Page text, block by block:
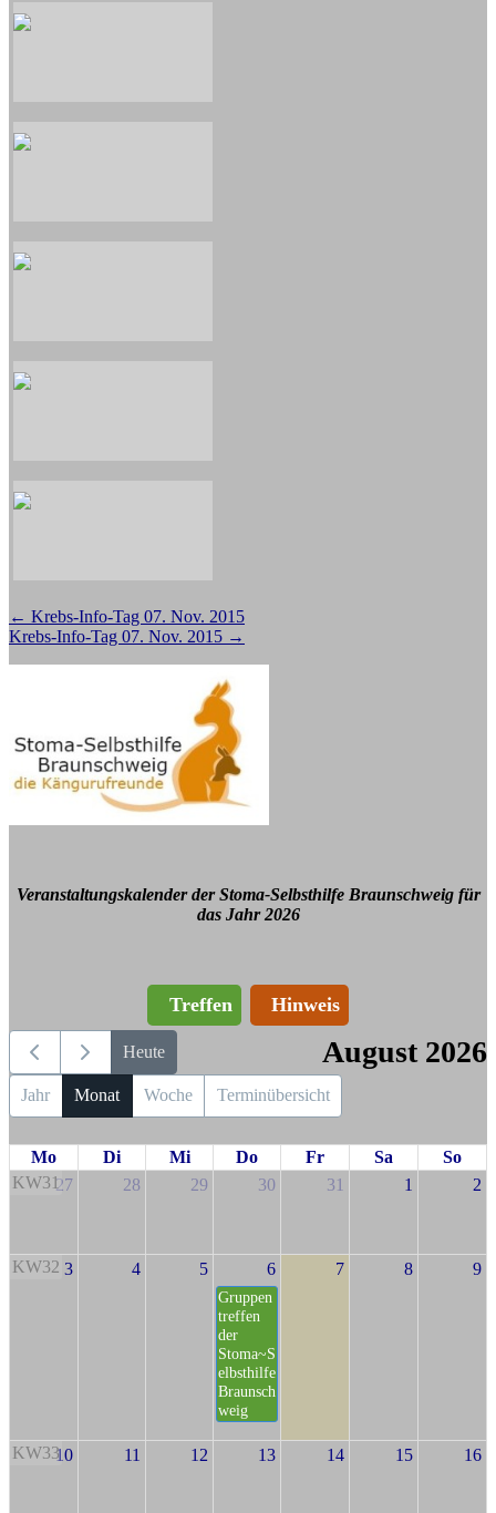
Beitragsnavigation
← Krebs-Info-Tag 07. Nov. 2015
Krebs-Info-Tag 07. Nov. 2015 →
Veranstaltungskalender der Stoma-Selbsthilfe Braunschweig für
das Jahr 2026
Treffen Hinweis
Heute August 2026
Jahr Monat Woche Terminübersicht
Mo Di Mi Do Fr Sa
So
KW3127 28 29 30 31 1 2
KW32 3 4 5 6
Gruppen
treffen
der
Stoma~S
elbsthilfe
Braunsch
weig
7 8 9
KW3310 11 12 13 14 15 16